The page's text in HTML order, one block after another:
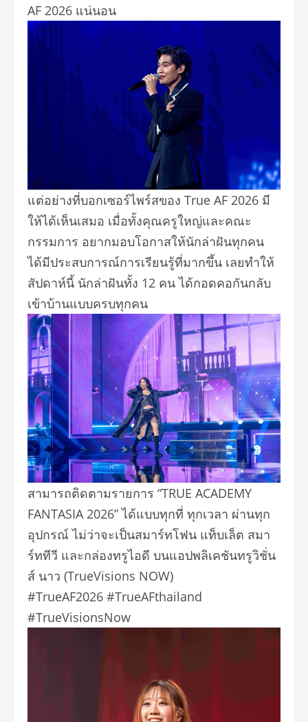
AF 2026 แน่นอน
แต่อย่างที่บอกเซอร์ไพร์สของ True AF 2026 มี
ให้ได้เห็นเสมอ เมื่อทั้งคุณครูใหญ่และคณะ
กรรมการ อยากมอบโอกาสให้นักล่าฝันทุกคน
ได้มีประสบการณ์การเรียนรู้ที่มากขึ้น เลยทำให้
สัปดาห์นี้ นักล่าฝันทั้ง 12 คน ได้กอดคอกันกลับ
เข้าบ้านแบบครบทุกคน
สามารถติดตามรายการ “TRUE ACADEMY
FANTASIA 2026” ได้แบบทุกที่ ทุกเวลา ผ่านทุก
อุปกรณ์ ไม่ว่าจะเป็นสมาร์ทโฟน แท็บเล็ต สมา
ร์ททีวี และกล่องทรูไอดี บนแอปพลิเคชันทรูวิชั่น
ส์ นาว (TrueVisions NOW)
#TrueAF2026 #TrueAFthailand
#TrueVisionsNow